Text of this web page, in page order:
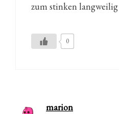
zum stinken langweilig
0
marion